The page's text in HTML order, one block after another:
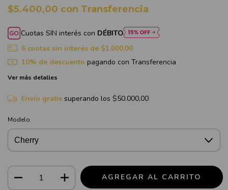
$5.400,00 con Transferencia
Cuotas SIN interés con DÉBITO
6 cuotas sin interés de $1.000,00
10% de descuento pagando con Transferencia
Ver más detalles
Envío gratis superando los $50.000,00
Modelo